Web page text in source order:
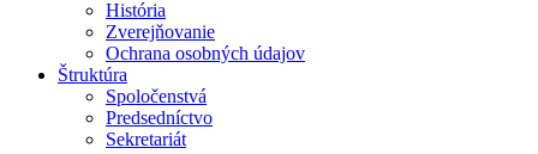
História
Zverejňovanie
Ochrana osobných údajov
Štruktúra
Spoločenstvá
Predsedníctvo
Sekretariát